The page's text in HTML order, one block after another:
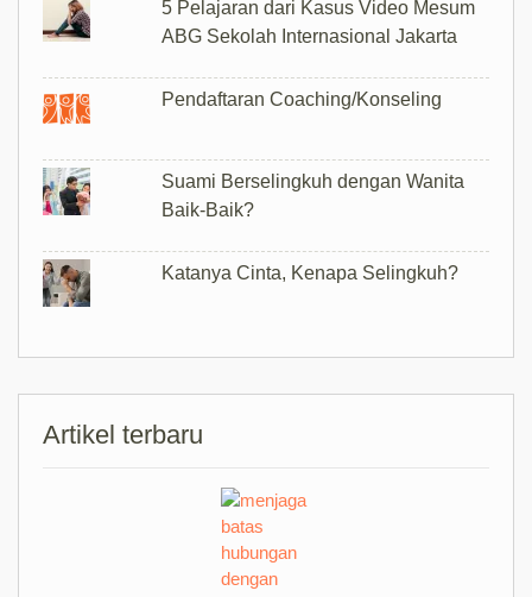
Marriage Coaching & Counseling
5 Pelajaran dari Kasus Video Mesum
Pendaftaran Coaching/Konseling
Suami Berselingkuh dengan Wanita
Katanya Cinta, Kenapa Selingkuh?